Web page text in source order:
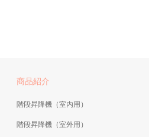
商品紹介
階段昇降機（室内用）
階段昇降機（室外用）